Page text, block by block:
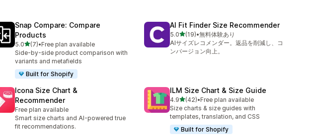
Snap Compare: Compare
Products
5.05つ星中
(7)
合計レビュー数：7件
•Free plan available
Side-by-side product comparison with
variants and metafields
Built for Shopify
AI Fit Finder Size Recommender
5.05つ星中
(19)
合計レビュー数：19件
•無料体験あり
AIサイズレコメンダー。返品を削減し、コ
ンバージョン向上。
Icona Size Chart &
Recommender
Free plan available
Smart size charts and AI-powered true
fit recommendations.
ILM Size Chart & Size Guide
4.95つ星中
(42)
合計レビュー数：42件
•Free plan available
Size charts & size guides with
templates, translation, and CSS
Built for Shopify